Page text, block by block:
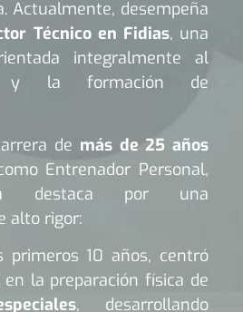
Actualmente, desempeña
Técnico en Fidias, una
integralmente al
y la formación de
de más de 25 años
Entrenador Personal,
destaca por una
alto rigor:
primeros 10 años, centró
la preparación física de
, desarrollando